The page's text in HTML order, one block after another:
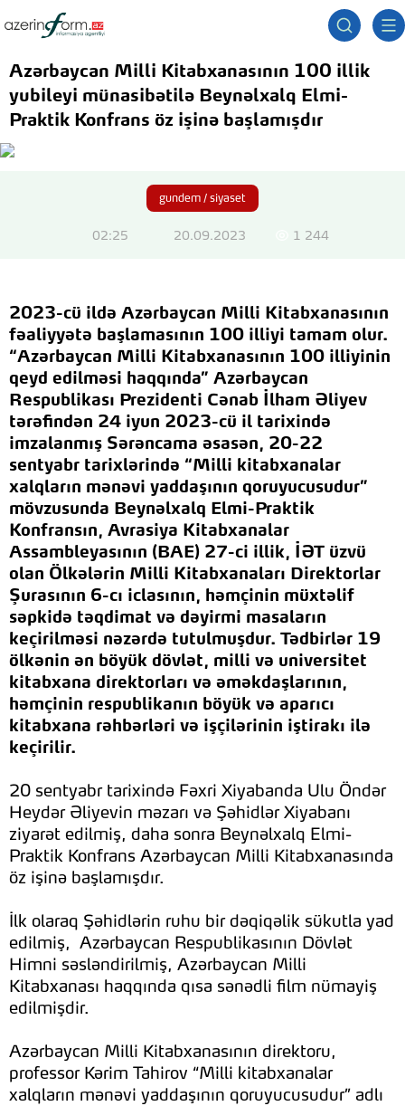
Azərbaycan Milli Kitabxanasının 100 illik
yubileyi münasibətilə Beynəlxalq Elmi-
Praktik Konfrans öz işinə başlamışdır
gundem / siyaset
02:25 20.09.2023 1 244
2023-cü ildə Azərbaycan Milli Kitabxanasının
fəaliyyətə başlamasının 100 illiyi tamam olur.
“Azərbaycan Milli Kitabxanasının 100 illiyinin
qeyd edilməsi haqqında” Azərbaycan
Respublikası Prezidenti Cənab İlham Əliyev
tərəfindən 24 iyun 2023-cü il tarixində
imzalanmış Sərəncama əsasən, 20-22
sentyabr tarixlərində “Milli kitabxanalar
xalqların mənəvi yaddaşının qoruyucusudur”
mövzusunda Beynəlxalq Elmi-Praktik
Konfransın, Avrasiya Kitabxanalar
Assambleyasının (BAE) 27-ci illik, İƏT üzvü
olan Ölkələrin Milli Kitabxanaları Direktorlar
Şurasının 6-cı iclasının, həmçinin müxtəlif
səpkidə təqdimat və dəyirmi masaların
keçirilməsi nəzərdə tutulmuşdur. Tədbirlər 19
ölkənin ən böyük dövlət, milli və universitet
kitabxana direktorları və əməkdaşlarının,
həmçinin respublikanın böyük və aparıcı
kitabxana rəhbərləri və işçilərinin iştirakı ilə
keçirilir.
20 sentyabr tarixində Fəxri Xiyabanda Ulu Öndər
Heydər Əliyevin məzarı və Şəhidlər Xiyabanı
ziyarət edilmiş, daha sonra Beynəlxalq Elmi-
Praktik Konfrans Azərbaycan Milli Kitabxanasında
öz işinə başlamışdır.
İlk olaraq Şəhidlərin ruhu bir dəqiqəlik sükutla yad
edilmiş, Azərbaycan Respublikasının Dövlət
Himni səsləndirilmiş, Azərbaycan Milli
Kitabxanası haqqında qısa sənədli film nümayiş
edilmişdir.
Azərbaycan Milli Kitabxanasının direktoru,
professor Kərim Tahirov “Milli kitabxanalar
xalqların mənəvi yaddaşının qoruyucusudur” adlı